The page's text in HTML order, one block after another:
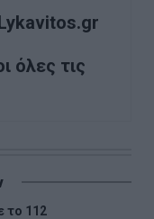
όλες τις
το 112